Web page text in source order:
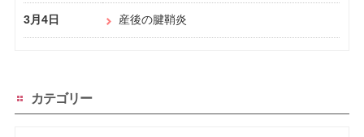
3月4日 産後の腱鞘炎
カテゴリー